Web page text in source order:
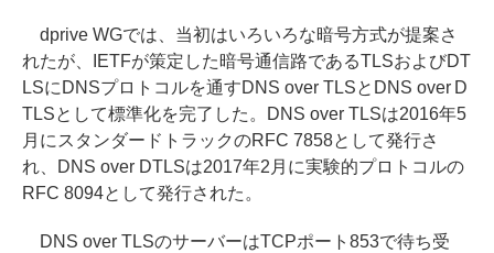
dprive WGでは、当初はいろいろな暗号方式が提案さ
れたが、IETFが策定した暗号通信路であるTLSおよびDT
LSにDNSプロトコルを通すDNS over TLSとDNS over D
TLSとして標準化を完了した。DNS over TLSは2016年5
月にスタンダードトラックのRFC 7858として発行さ
れ、DNS over DTLSは2017年2月に実験的プロトコルの
RFC 8094として発行された。
DNS over TLSのサーバーはTCPポート853で待ち受